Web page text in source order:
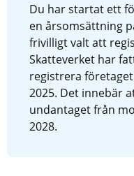
Du har startat ett
en årsomsättning
frivilligt valt att
Skatteverket har
registrera
2025. Det innebär
undantaget från
2028.